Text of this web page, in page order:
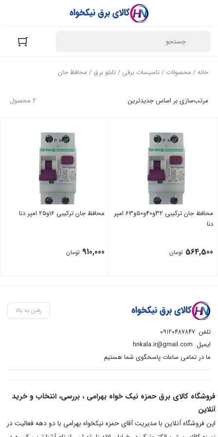
خانه/ محصولات /تاسیسات برقی /تابلو برق / محافظ جان
2 محصول مرتب‌سازی بر اساس جدیدترین
محافظ جان ترکیبی 32و40و50و63 امپر
دنا
564,500 تومان
محافظ جان ترکیبی 16و25 امپر دنا
910,000 تومان
رفتن به بالا
تلفن ۰۹۱۲۰۴۸۷۸۴۷
ایمیل hnkala.ir@gmail.com
ما در تمامی ساعات پاسخگوی شما هستیم
فروشگاه کالای برق حمزه نیک خواه بهرامی ، بررسی، انتخاب و خرید
آنلاین
این فروشگاه آنلاین با مدیریت آقای حمزه نیکخواه بهرامی با دو دهه فعالیت در